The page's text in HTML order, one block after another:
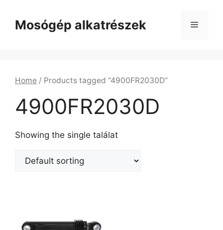
tartalomba
Mosógép alkatrészek Menü
Home / Products tagged “4900FR2030D”
4900FR2030D
Showing the single találat